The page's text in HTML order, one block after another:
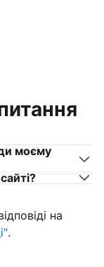
на вас
моєму
на
.